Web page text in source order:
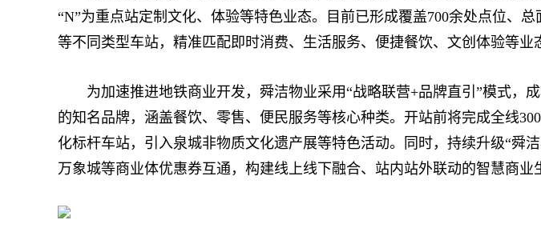
“N”为重点站定制文化、体验等特色业态。目前已形成覆盖700余处点位、
等不同类型车站，精准匹配即时消费、生活服务、便捷餐饮、文创体验等业
为加速推进地铁商业开发，舜洁物业采用“战略联营+品牌直引”模式，
的知名品牌，涵盖餐饮、零售、便民服务等核心种类。开站前将完成全线
化标杆车站，引入泉城非物质文化遗产展等特色活动。同时，持续升级“舜
万象城等商业体优惠券互通，构建线上线下融合、站内站外联动的智慧商业